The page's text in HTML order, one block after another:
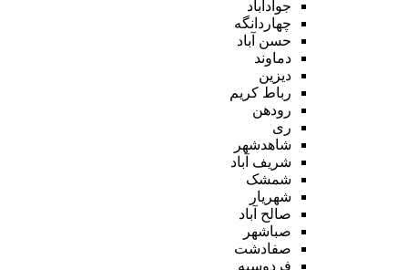
جوادآباد
چهاردانگه
حسن آباد
دماوند
دیزین
رباط کریم
رودهن
ری
شاهدشهر
شریف آباد
شمشک
شهریار
صالح آباد
صباشهر
صفادشت
فردوسیه